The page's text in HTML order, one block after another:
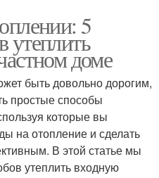
5
утеплить
доме
быть довольно дорогим,
простые способы
которые вы
на отопление и сделать
В этой статье мы
утеплить входную